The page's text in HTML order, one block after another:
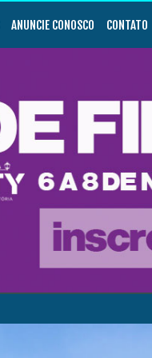
ANUNCIE CONOSCO CONTATO